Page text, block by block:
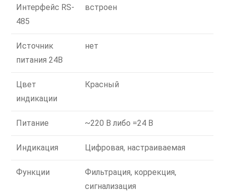
Интерфейс RS-
485
встроен
Источник
питания 24В
нет
Цвет
индикации
Красный
Питание ~220 В либо =24 В
Индикация Цифровая, настраиваемая
Функции
Фильтрация, коррекция,
сигнализация